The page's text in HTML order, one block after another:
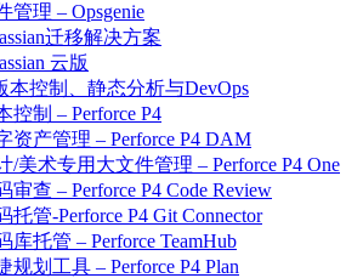
管理 – Opsgenie
迁移解决方案
云版
本控制、静态分析与DevOps
控制 – Perforce P4
资产管理 – Perforce P4 DAM
/美术专用大文件管理 – Perforce P4 One
审查 – Perforce P4 Code Review
托管-Perforce P4 Git Connector
库托管 – Perforce TeamHub
规划工具 – Perforce P4 Plan